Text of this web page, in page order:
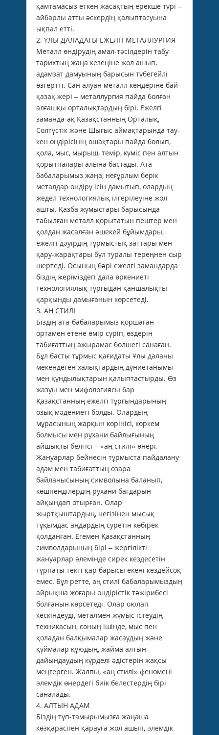
қамтамасыз еткен жасақтың ерекше түрі –
айбарлы атты әскердің қалыптасуына
ықпал етті.
2. ҰЛЫ ДАЛАДАҒЫ ЕЖЕЛГІ МЕТАЛЛУРГИЯ
Металл өндірудің амал-тәсілдерін табу
тарихтың жаңа кезеңіне жол ашып,
адамзат дамуының барысын түбегейлі
өзгертті. Сан алуан металл кендеріне бай
қазақ жері – металлургия пайда болған
алғашқы орталықтардың бірі. Ежелгі
заманда-ақ Қазақстанның Орталық,
Солтүстік және Шығыс аймақтарында тау-
кен өндірісінің ошақтары пайда болып,
қола, мыс, мырыш, темір, күміс пен алтын
қорытпалары алына бастады. Ата-
бабаларымыз жаңа, неғұрлым берік
металдар өндіру ісін дамытып, олардың
жедел технологиялық ілгерілеуіне жол
ашты. Қазба жұмыстары барысында
табылған металл қорытатын пештер мен
қолдан жасалған әшекей бұйымдары,
ежелгі дәуірдің тұрмыстық заттары мен
қару-жарақтары бұл туралы тереңнен сыр
шертеді. Осының бәрі ежелгі замандарда
біздің жеріміздегі дала өркениеті
технологиялық тұрғыдан қаншалықты
қарқынды дамығанын көрсетеді.
3. АҢ СТИЛІ
Біздің ата-бабаларымыз қоршаған
ортамен етене өмір сүріп, өздерін
табиғаттың ажырамас бөлшегі санаған.
Бұл басты тұрмыс қағидаты Ұлы даланы
мекендеген халықтардың дүниетанымы
мен құндылықтарын қалыптастырды. Өз
жазуы мен мифологиясы бар
Қазақстанның ежелгі тұрғындарының
озық мәдениеті болды. Олардың
мұрасының жарқын көрінісі, көркем
болмысы мен рухани байлығының
айшықты белгісі – «аң стилі» өнері.
Жануарлар бейнесін тұрмыста пайдалану
адам мен табиғаттың өзара
байланысының символына баланып,
көшпенділердің рухани бағдарын
айқындап отырған. Олар
жыртқыштардың, негізінен мысық
тұқымдас аңдардың суретін көбірек
қолданған. Егемен Қазақстанның
символдарының бірі – жергілікті
жануарлар әлемінде сирек кездесетін
тұрпаты текті қар барысы екені кездейсоқ
емес. Бұл ретте, аң стилі бабаларымыздың
айрықша жоғары өндірістік тәжірибесі
болғанын көрсетеді. Олар оюлап
кескіндеуді, металмен жұмыс істеудің
техникасын, соның ішінде, мыс пен
қоладан балқымалар жасаудың және
құймалар құюдың, жайма алтын
дайындаудың күрделі әдістерін жақсы
меңгерген. Жалпы, «аң стилі» феномені
әлемдік өнердегі биік белестердің бірі
саналады.
4. АЛТЫН АДАМ
Біздің түп-тамырымызға жаңаша
көзқараспен қарауға жол ашып, әлемдік